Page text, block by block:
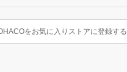
をお気に入りストアに登録する